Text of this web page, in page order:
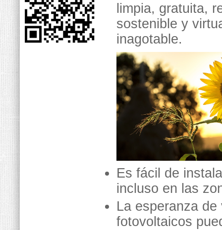
limpia, gratuita,
sostenible y
inagotable.
Es fácil de
incluso en las
La esperanza
fotovoltaicos